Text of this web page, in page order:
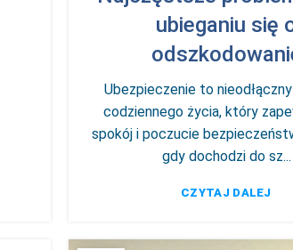
ubieganiu się
Ubezpieczenie to
codziennego życia, który
spokój i poczucie
gdy dochodzi do sz...
CZYTAJ DALEJ